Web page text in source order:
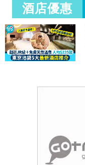
酒店優惠